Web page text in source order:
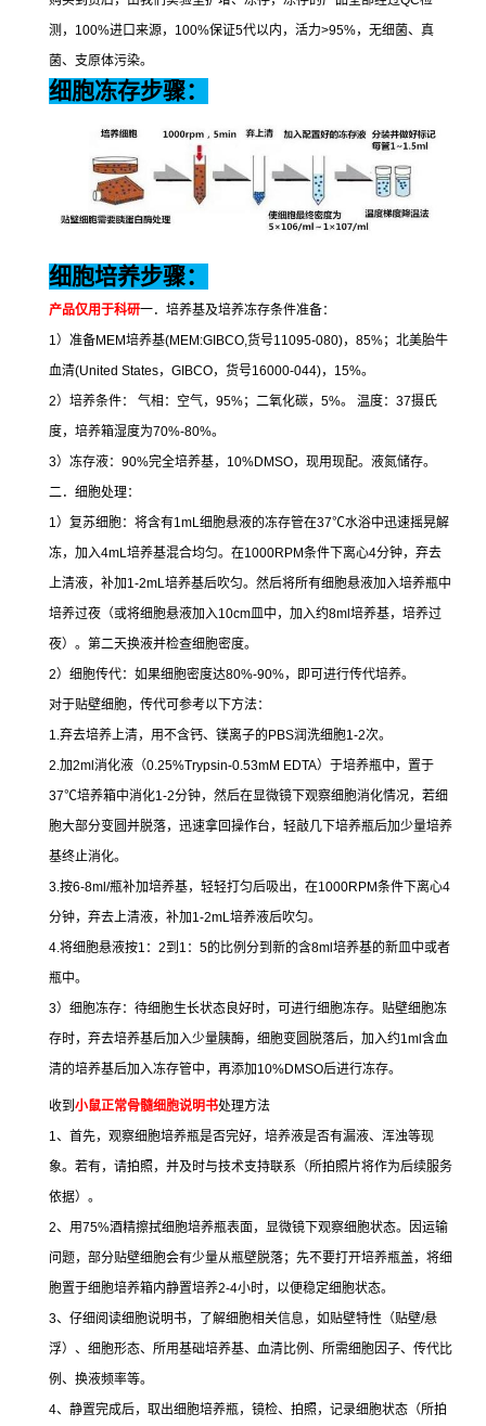
测， 100%进口来源， 100%保证5代以内，活力>95%，无细菌、真
菌、支原体污染。
细胞冻存步骤：
细胞培养步骤：
产品仅用于科研一．培养基及培养冻存条件准备：
1 ）准备MEM培养基(MEM:GIBCO, 货号11095-080)， 85%；北美胎牛
血清(United States， GIBCO，货号16000-044)， 15%。
2）培养条件： 气相：空气， 95%；二氧化碳， 5%。 温度： 37摄氏
度，培养箱湿度为70%-80%。
3）冻存液： 90%完全培养基， 10%DMSO，现用现配。液氮储存。
二．细胞处理：
1 ）复苏细胞：将含有1mL 细胞悬液的冻存管在37℃水浴中迅速摇晃解
冻，加入4mL 培养基混合均匀。在1000RPM条件下离心4分钟，弃去
上清液，补加1-2mL 培养基后吹匀。然后将所有细胞悬液加入培养瓶中
培养过夜（或将细胞悬液加入10cm皿中，加入约8ml培养基，培养过
夜）。第二天换液并检查细胞密度。
2）细胞传代：如果细胞密度达80%-90%，即可进行传代培养。
对于贴壁细胞，传代可参考以下方法：
1. 弃去培养上清，用不含钙、镁离子的PBS润洗细胞1-2次。
2. 加2ml消化液（0.25%Trypsin-0.53mM EDTA）于培养瓶中，置于
37℃培养箱中消化1-2分钟，然后在显微镜下观察细胞消化情况，若细
胞大部分变圆并脱落，迅速拿回操作台，轻敲几下培养瓶后加少量培养
基终止消化。
3. 按6-8ml/瓶补加培养基，轻轻打匀后吸出，在1000RPM条件下离心4
分钟，弃去上清液，补加1-2mL 培养液后吹匀。
4. 将细胞悬液按1 ： 2到 1 ： 5的比例分到新的含8ml培养基的新皿中或者
瓶中。
3）细胞冻存：待细胞生长状态良好时，可进行细胞冻存。贴壁细胞冻
存时，弃去培养基后加入少量胰酶，细胞变圆脱落后，加入约1ml含血
清的培养基后加入冻存管中，再添加10%DMSO后进行冻存。
收到 小鼠正常骨髓细胞说明书处理方法
1 、首先，观察细胞培养瓶是否完好，培养液是否有漏液、浑浊等现
象。若有，请拍照，并及时与技术支持联系（所拍照片将作为后续服务
依据）。
2、用75%酒精擦拭细胞培养瓶表面，显微镜下观察细胞状态。因运输
问题，部分贴壁细胞会有少量从瓶壁脱落；先不要打开培养瓶盖，将细
胞置于细胞培养箱内静置培养2-4小时，以便稳定细胞状态。
3、仔细阅读细胞说明书，了解细胞相关信息，如贴壁特性（贴壁/悬
浮）、细胞形态、所用基础培养基、血清比例、所需细胞因子、传代比
例、换液频率等。
4、静置完成后，取出细胞培养瓶，镜检、拍照，记录细胞状态（所拍